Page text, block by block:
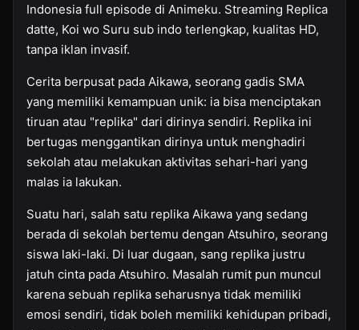
Indonesia full episode di Animeku. Streaming Replica
datte, Koi wo Suru sub indo terlengkap, kualitas HD,
tanpa iklan invasif.
Cerita berpusat pada Aikawa, seorang gadis SMA
yang memiliki kemampuan unik: ia bisa menciptakan
tiruan atau "replika" dari dirinya sendiri. Replika ini
bertugas menggantikan dirinya untuk menghadiri
sekolah atau melakukan aktivitas sehari-hari yang
malas ia lakukan.
Suatu hari, salah satu replika Aikawa yang sedang
berada di sekolah bertemu dengan Atsuhiro, seorang
siswa laki-laki. Di luar dugaan, sang replika justru
jatuh cinta pada Atsuhiro. Masalah rumit pun muncul
karena sebuah replika seharusnya tidak memiliki
emosi sendiri, tidak boleh memiliki kehidupan pribadi,